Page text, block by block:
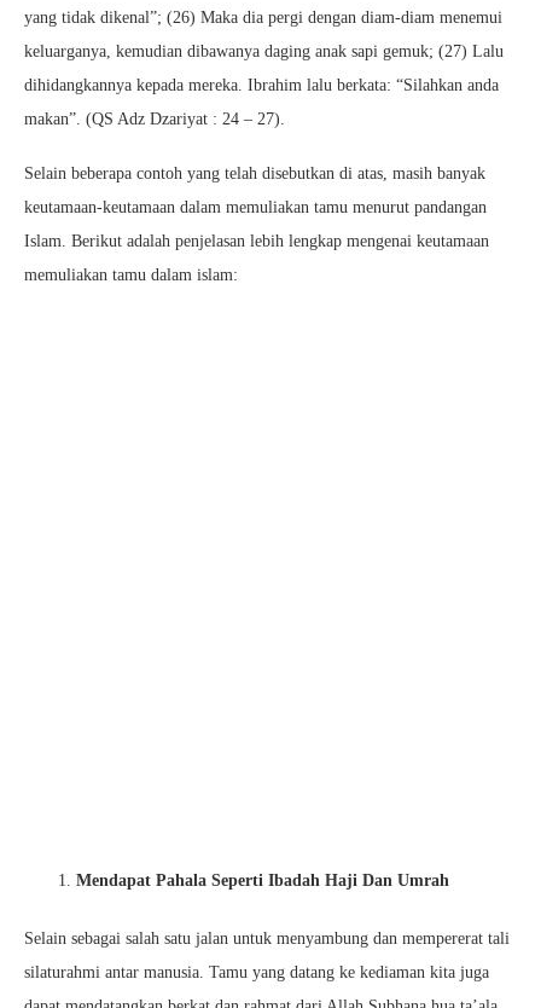
yang tidak dikenal”; (26) Maka dia pergi dengan diam-diam menemui
keluarganya, kemudian dibawanya daging anak sapi gemuk; (27) Lalu
dihidangkannya kepada mereka. Ibrahim lalu berkata: “Silahkan anda
makan”. (QS Adz Dzariyat : 24 – 27).
Selain beberapa contoh yang telah disebutkan di atas, masih banyak
keutamaan-keutamaan dalam memuliakan tamu menurut pandangan
Islam. Berikut adalah penjelasan lebih lengkap mengenai keutamaan
memuliakan tamu dalam islam:
Mendapat Pahala Seperti Ibadah Haji Dan Umrah
Selain sebagai salah satu jalan untuk menyambung dan mempererat tali
silaturahmi antar manusia. Tamu yang datang ke kediaman kita juga